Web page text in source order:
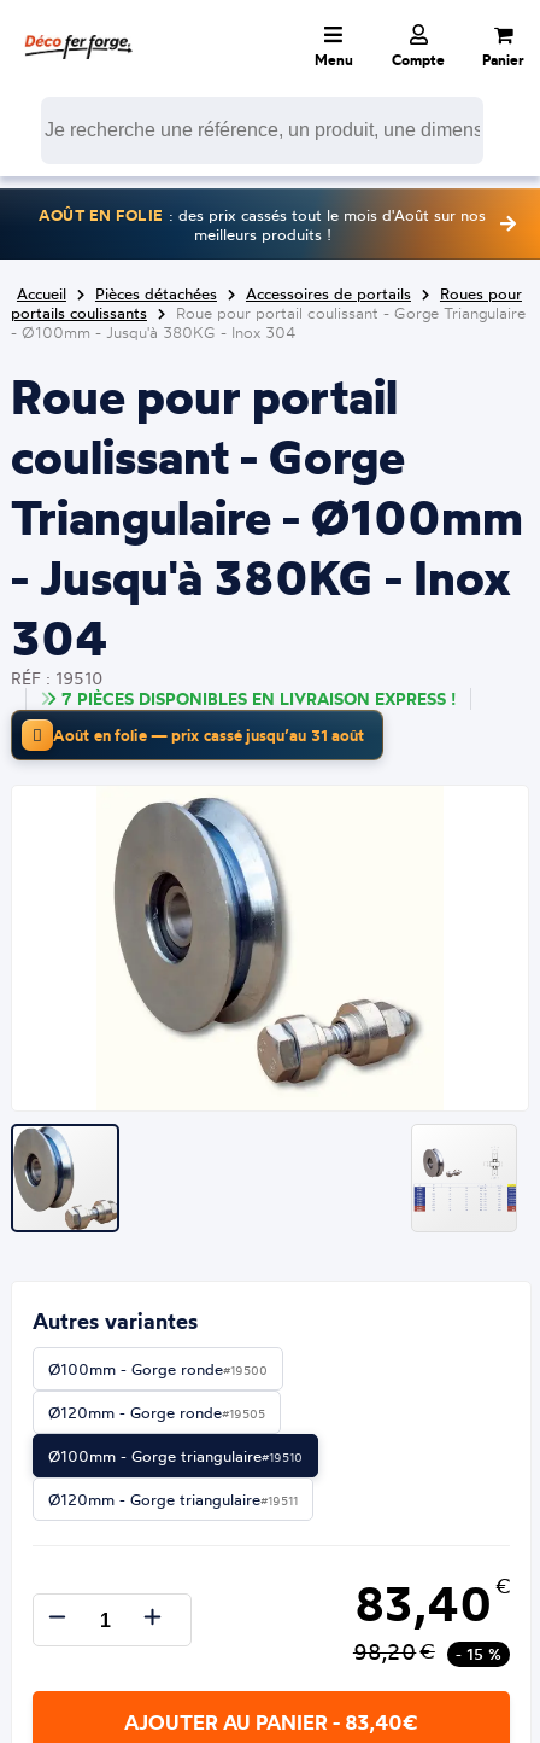
Menu Compte Panier
AOÛT EN FOLIE : des prix cassés tout le mois d'Août sur nos
meilleurs produits !
Accueil Pièces détachées Accessoires de portails
Roues pour
portails coulissants
Roue pour portail coulissant - Gorge Triangulaire
- Ø100mm - Jusqu'à 380KG - Inox 304
Roue pour portail
coulissant - Gorge
Triangulaire - Ø100mm
- Jusqu'à 380KG - Inox
304
RÉF : 19510
7 PIÈCES DISPONIBLES EN LIVRAISON EXPRESS !
Août en folie — prix cassé jusqu’au 31 août
Autres variantes
Ø100mm - Gorge ronde#19500
Ø120mm - Gorge ronde#19505
Ø100mm - Gorge triangulaire#19510
Ø120mm - Gorge triangulaire#19511
83,40 €
98,20€ - 15 %
AJOUTER AU PANIER - 83,40€